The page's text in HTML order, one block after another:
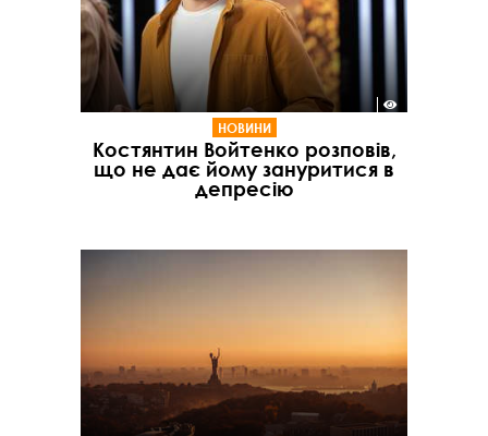
НОВИНИ
Костянтин Войтенко розповів,
що не дає йому зануритися в
депресію